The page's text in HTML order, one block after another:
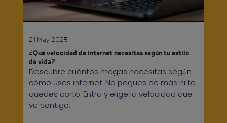
21 May 2025
¿Qué velocidad de internet necesitas según tu estilo
de vida?
Descubre cuántos megas necesitas según
cómo uses internet. No pagues de más ni te
quedes corto. Entra y elige la velocidad que
va contigo.